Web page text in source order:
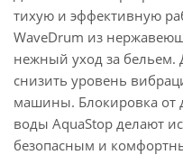
тихую и эффективную
WaveDrum из
нежный уход за бельем.
снизить уровень
машины. Блокировка от
воды AquaStop делают
безопасным и